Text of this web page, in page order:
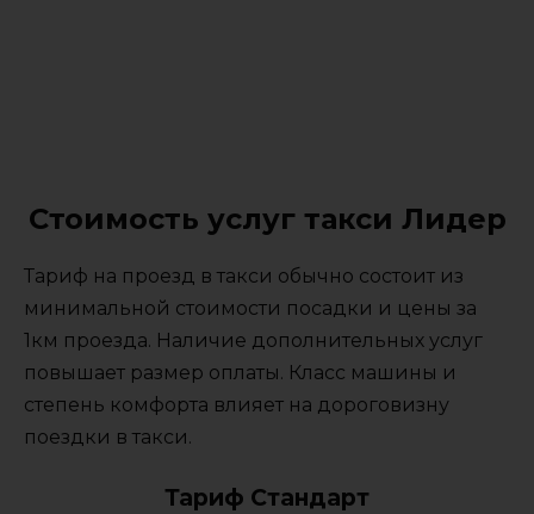
Стоимость услуг такси Лидер
Тариф на проезд в такси обычно состоит из
минимальной стоимости посадки и цены за
1км проезда. Наличие дополнительных услуг
повышает размер оплаты. Класс машины и
степень комфорта влияет на дороговизну
поездки в такси.
Тариф Стандарт